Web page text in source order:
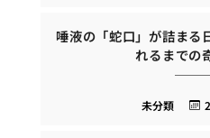
唾液の「蛇口」が詰まる
れるまでの
未分類